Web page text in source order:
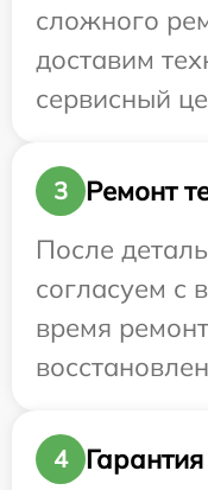
сложного
доставим
сервисный
3
Ремонт
После
согласуем с
время
4 Гарантия